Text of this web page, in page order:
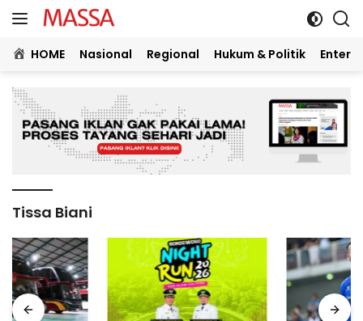
Langsung
ke
konten
HOME Nasional Regional Hukum & Politik
Tissa Biani